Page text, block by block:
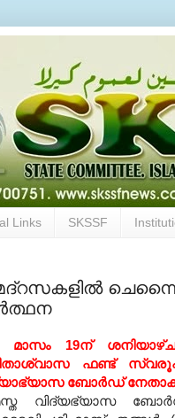
Links SKSSF
19ന്
ഫണ്ട്
ബോര്‍ഡ്
വിദ്യഭ്യാസ